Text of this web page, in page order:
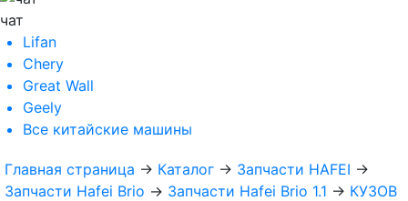
чат
Lifan
Chery
Great Wall
Geely
Все китайские машины
Главная страница → Каталог → Запчасти HAFEI →
Запчасти Hafei Brio → Запчасти Hafei Brio 1.1 → КУЗОВ